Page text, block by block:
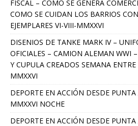
FISCAL – COMO SE GENERA
COMO SE CUIDAN LOS BARRIOS
EJEMPLARES VI-VIII-MMXXVI
DISENIOS DE TANKE MARK IV –
OFICIALES – CAMION ALEMAN WWI
Y CUPULA CREADOS SEMANA
MMXXVI
DEPORTE EN ACCIÓN DESDE PUNTA
MMXXVI NOCHE
DEPORTE EN ACCIÓN DESDE PUNTA